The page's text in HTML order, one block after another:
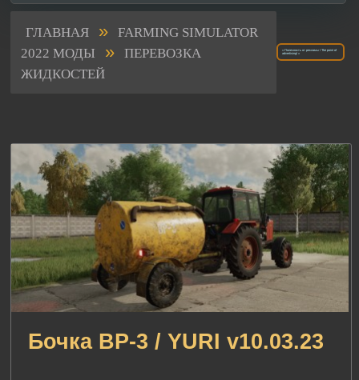
ГЛАВНАЯ »
FARMING SIMULATOR
2022 МОДЫ
»
ПЕРЕВОЗКА
ЖИДКОСТЕЙ
« Полезность от рекламы / The point of
advertising! »
Бочка ВР-3 / YURI v10.03.23